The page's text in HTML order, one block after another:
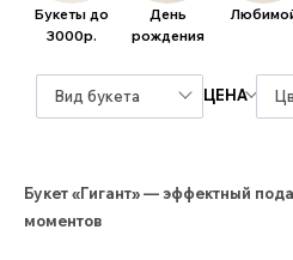
Букеты до
3000р.
День
рождения
Вид букета ЦЕНА
Букет «Гигант» — эффектный
моментов